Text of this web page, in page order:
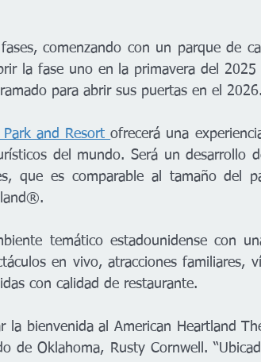
comenzando con un parque de
la fase uno en la primavera del
para abrir sus puertas en el 2026.
Park and Resort ofrecerá una
del mundo. Será un desarrollo
que es comparable al tamaño del
temático estadounidense con
en vivo, atracciones familiares,
con calidad de restaurante.
la bienvenida al American Heartland
de Oklahoma, Rusty Cornwell.